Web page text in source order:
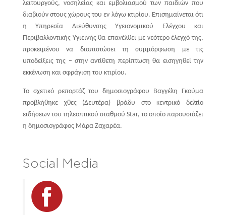
λειτουργούς, νοσηλείας και εμβολιασμού των παιδιών που
διαβιούν στους χώρους του εν λόγω κτιρίου. Επισημαίνεται ότι
η Υπηρεσία Διεύθυνσης Υγειονομικού Ελέγχου και
Περιβαλλοντικής Υγιεινής θα επανέλθει με νεότερο έλεγχό της,
προκειμένου να διαπιστώσει τη συμμόρφωση με τις
υποδείξεις της – στην αντίθετη περίπτωση θα εισηγηθεί την
εκκένωση και σφράγιση του κτιρίου.
Το σχετικό ρεπορτάζ του δημοσιογράφου Βαγγέλη Γκούμα
προβλήθηκε χθες (Δευτέρα) βράδυ στο κεντρικό δελτίο
ειδήσεων του τηλεοπτικού σταθμού Star, το οποίο παρουσιάζει
η δημοσιογράφος Μάρα Ζαχαρέα.
Social Media